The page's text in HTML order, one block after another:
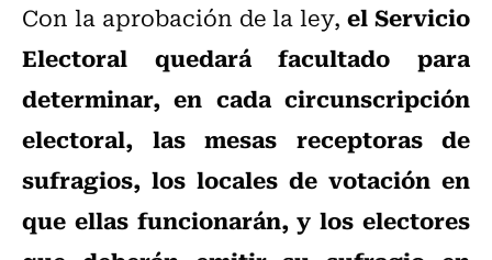
Con la aprobación de la ley,el Servicio
Electoral quedará facultado para
determinar, en cada circunscripción
electoral, las mesas receptoras de
sufragios, los locales de votación en
que ellas funcionarán, y los electores